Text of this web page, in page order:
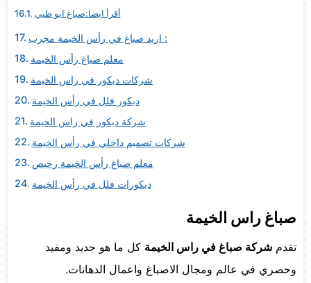
أقرأ ايضا:صباغ ابو ظبي
اريد صباغ في رأس الخيمة مجرب :
معلم صباغ رأس الخيمة
شركات ديكور في راس الخيمة
ديكور فلل في رأس الخيمة
شركة ديكور في راس الخيمة
شركات تصميم داخلي في رأس الخيمة
معلم صباغ رأس الخيمة رخيص
ديكورات فلل في رأس الخيمة
صباغ راس الخيمة
تقدم شركة صباغ في راس الخيمة كل ما هو جديد ومفيد
وحصري في عالم ومجال الاصباغ واعمال الدهانات.